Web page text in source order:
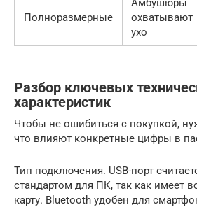
Полноразмерные
Амбушюры
охватывают
ухо
Разбор ключевых
характеристик
Чтобы не ошибиться с покупкой,
что влияют конкретные цифры в
Тип подключения. USB-порт
стандартом для ПК, так как имеет
карту. Bluetooth удобен для